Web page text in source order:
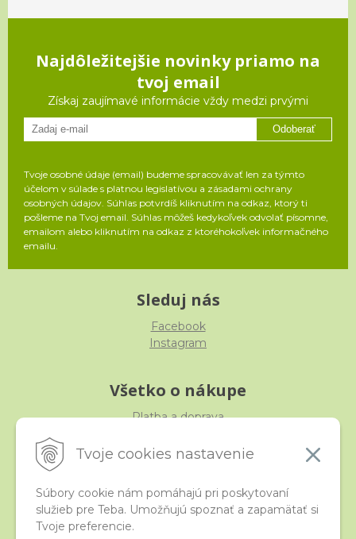
Tvoje cookies nastavenie
Súbory cookie nám pomáhajú pri poskytovaní
služieb pre Teba. Umožňujú spoznať a zapamätať si
Tvoje preferencie.
Najdôležitejšie novinky priamo na
tvoj email
Získaj zaujímavé informácie vždy medzi prvými
Odoberať
Tvoje osobné údaje (email) budeme spracovávať len za týmto
účelom v súlade s platnou legislatívou a zásadami ochrany
osobných údajov. Súhlas potvrdíš kliknutím na odkaz, ktorý ti
pošleme na Tvoj email. Súhlas môžeš kedykoľvek odvolať písomne,
emailom alebo kliknutím na odkaz z ktoréhokoľvek informačného
emailu.
Sleduj nás
Facebook
Instagram
Všetko o nákupe
Platba a doprava
Obchodné podmienky
iStraka